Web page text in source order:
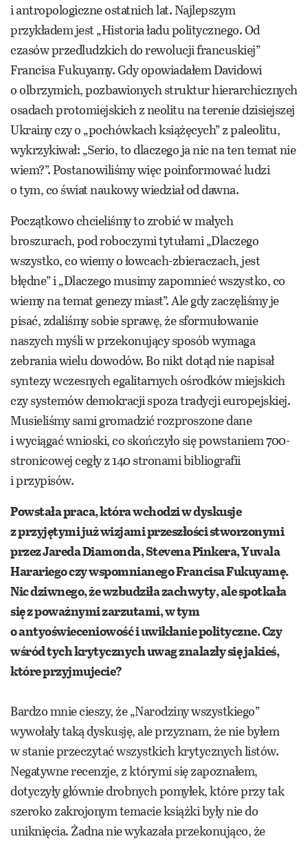
i antropologiczne ostatnich lat. Najlepszym
przykładem jest „Historia ładu politycznego. Od
czasów przedludzkich do rewolucji francuskiej”
Francisa Fukuyamy. Gdy opowiadałem Davidowi
o olbrzymich, pozbawionych struktur hierarchicznych
osadach protomiejskich z neolitu na terenie dzisiejszej
Ukrainy czy o „pochówkach książęcych” z paleolitu,
wykrzykiwał: „Serio, to dlaczego ja nic na ten temat nie
wiem?”. Postanowiliśmy więc poinformować ludzi
o tym, co świat naukowy wiedział od dawna.
Początkowo chcieliśmy to zrobić w małych
broszurach, pod roboczymi tytułami „Dlaczego
wszystko, co wiemy o łowcach-zbieraczach, jest
błędne” i „Dlaczego musimy zapomnieć wszystko, co
wiemy na temat genezy miast”. Ale gdy zaczęliśmy je
pisać, zdaliśmy sobie sprawę, że sformułowanie
naszych myśli w przekonujący sposób wymaga
zebrania wielu dowodów. Bo nikt dotąd nie napisał
syntezy wczesnych egalitarnych ośrodków miejskich
czy systemów demokracji spoza tradycji europejskiej.
Musieliśmy sami gromadzić rozproszone dane
i wyciągać wnioski, co skończyło się powstaniem 700-
stronicowej cegły z 140 stronami bibliografii
i przypisów.
Powstała praca, która wchodzi w dyskusje
z przyjętymi już wizjami przeszłości stworzonymi
przez Jareda Diamonda, Stevena Pinkera, Yuvala
Harariego czy wspomnianego Francisa Fukuyamę.
Nic dziwnego, że wzbudziła zachwyty, ale spotkała
się z poważnymi zarzutami, w tym
o antyoświeceniowość i uwikłanie polityczne. Czy
wśród tych krytycznych uwag znalazły się jakieś,
które przyjmujecie?
Bardzo mnie cieszy, że „Narodziny wszystkiego”
wywołały taką dyskusję, ale przyznam, że nie byłem
w stanie przeczytać wszystkich krytycznych listów.
Negatywne recenzje, z którymi się zapoznałem,
dotyczyły głównie drobnych pomyłek, które przy tak
szeroko zakrojonym temacie książki były nie do
uniknięcia. Żadna nie wykazała przekonująco, że